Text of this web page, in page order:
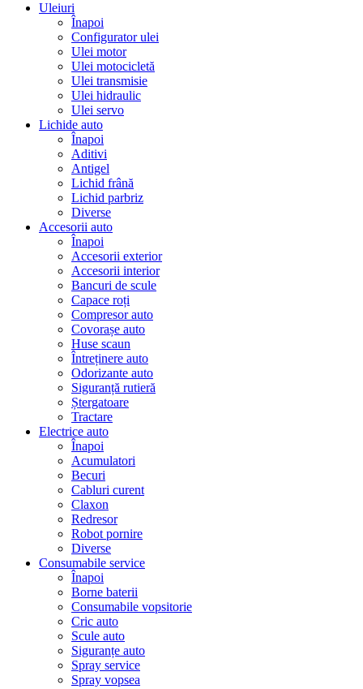
Uleiuri
Înapoi
Configurator ulei
Ulei motor
Ulei motocicletă
Ulei transmisie
Ulei hidraulic
Ulei servo
Lichide auto
Înapoi
Aditivi
Antigel
Lichid frână
Lichid parbriz
Diverse
Accesorii auto
Înapoi
Accesorii exterior
Accesorii interior
Bancuri de scule
Capace roți
Compresor auto
Covorașe auto
Huse scaun
Întreținere auto
Odorizante auto
Siguranță rutieră
Ștergatoare
Tractare
Electrice auto
Înapoi
Acumulatori
Becuri
Cabluri curent
Claxon
Redresor
Robot pornire
Diverse
Consumabile service
Înapoi
Borne baterii
Consumabile vopsitorie
Cric auto
Scule auto
Siguranțe auto
Spray service
Spray vopsea